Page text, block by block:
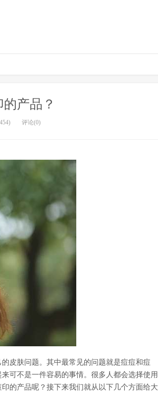
产品？
评论(0)
皮肤问题。其中最常见的问题就是痘痘和痘
可不是一件容易的事情。很多人都会选择使用
的产品呢？接下来我们就从以下几个方面给大